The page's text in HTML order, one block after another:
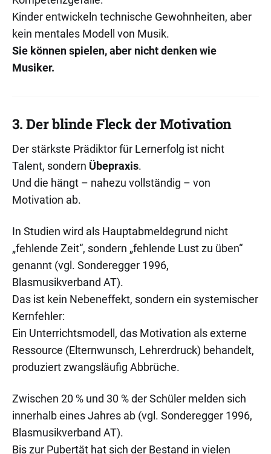
Kinder entwickeln technische Gewohnheiten, aber
kein mentales Modell von Musik.
Sie können spielen, aber nicht denken wie
Musiker.
3. Der blinde Fleck der Motivation
Der stärkste Prädiktor für Lernerfolg ist nicht
Talent, sondern Übepraxis.
Und die hängt – nahezu vollständig – von
Motivation ab.
In Studien wird als Hauptabmeldegrund nicht
„fehlende Zeit“, sondern „fehlende Lust zu üben“
genannt (vgl. Sonderegger 1996,
Blasmusikverband AT).
Das ist kein Nebeneffekt, sondern ein systemischer
Kernfehler:
Ein Unterrichtsmodell, das Motivation als externe
Ressource (Elternwunsch, Lehrerdruck) behandelt,
produziert zwangsläufig Abbrüche.
Zwischen 20 % und 30 % der Schüler melden sich
innerhalb eines Jahres ab (vgl. Sonderegger 1996,
Blasmusikverband AT).
Bis zur Pubertät hat sich der Bestand in vielen